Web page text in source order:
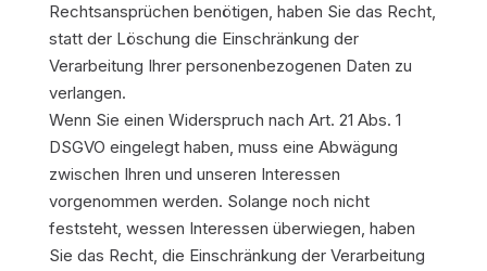
Rechtsansprüchen benötigen, haben Sie das Recht,
statt der Löschung die Einschränkung der
Verarbeitung Ihrer personenbezogenen Daten zu
verlangen.
Wenn Sie einen Widerspruch nach Art. 21 Abs. 1
DSGVO eingelegt haben, muss eine Abwägung
zwischen Ihren und unseren Interessen
vorgenommen werden. Solange noch nicht
feststeht, wessen Interessen überwiegen, haben
Sie das Recht, die Einschränkung der Verarbeitung